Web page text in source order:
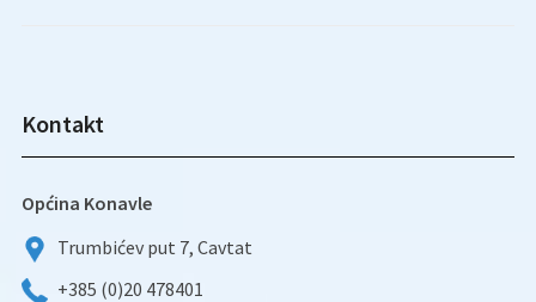
Kontakt
Općina Konavle
Trumbićev put 7, Cavtat
+385 (0)20 478401